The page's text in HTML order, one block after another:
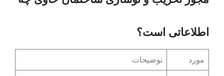
اطلاعاتی است؟
مورد توضیحات